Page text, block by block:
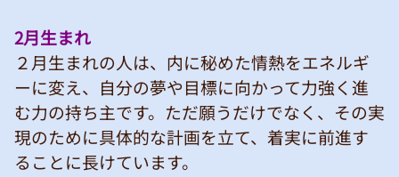
2月生まれ
２月生まれの人は、内に秘めた情熱をエネルギ
ーに変え、自分の夢や目標に向かって力強く進
む力の持ち主です。ただ願うだけでなく、その実
現のために具体的な計画を立て、着実に前進す
ることに長けています。